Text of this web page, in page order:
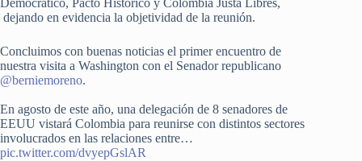
Democrático, Pacto Histórico y Colombia Justa Libres,
dejando en evidencia la objetividad de la reunión.
Concluimos con buenas noticias el primer encuentro de
nuestra visita a Washington con el Senador republicano
@berniemoreno.
En agosto de este año, una delegación de 8 senadores de
EEUU vistará Colombia para reunirse con distintos sectores
involucrados en las relaciones entre…
pic.twitter.com/dvyepGslAR